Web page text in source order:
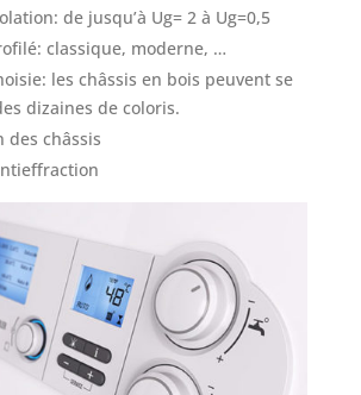
de jusqu’à Ug= 2 à Ug=0,5
classique, moderne, …
les châssis en bois peuvent se
dizaines de coloris.
des châssis